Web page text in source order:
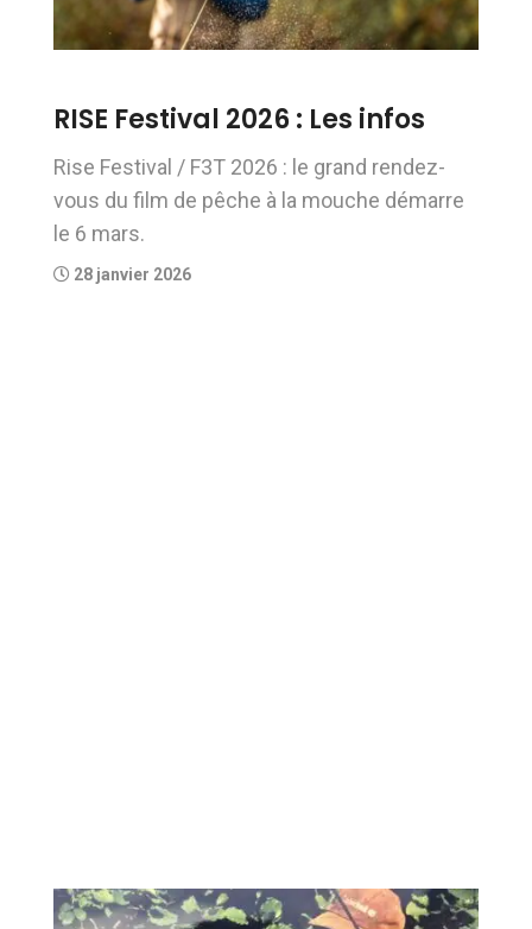
RISE Festival 2026 : Les infos
Rise Festival / F3T 2026 : le grand rendez-
vous du film de pêche à la mouche démarre
le 6 mars.
28 janvier 2026